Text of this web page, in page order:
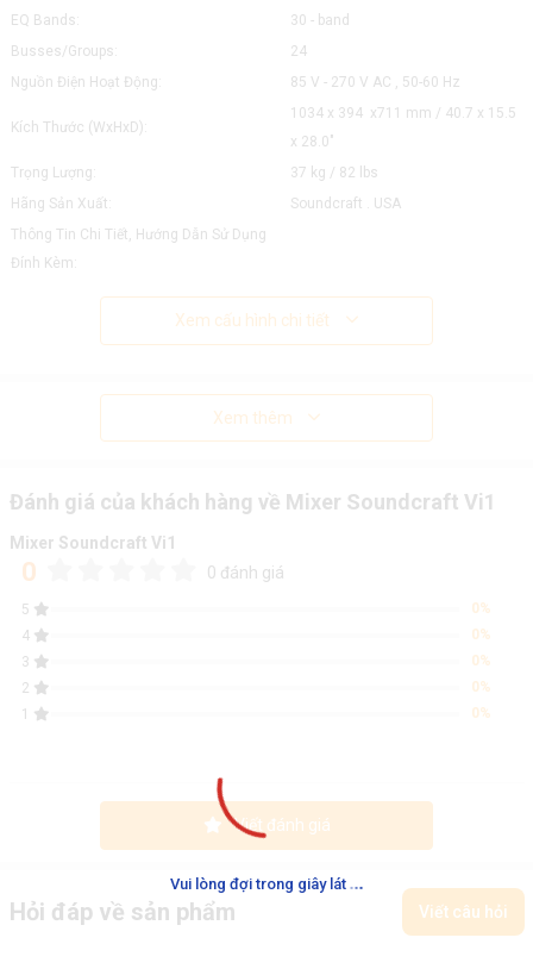
Vui lòng đợi trong giây lát ...
EQ Bands:
30 - band
Busses/Groups:
24
Nguồn Điện Hoạt Động:
85 V - 270 V AC , 50-60 Hz
Kích Thước (WxHxD):
1034 x 394 x711 mm / 40.7 x 15.5
x 28.0"
Trọng Lượng:
37 kg / 82 lbs
Hãng Sản Xuất:
Soundcraft . USA
Thông Tin Chi Tiết, Hướng Dẫn Sử Dụng
Đính Kèm:
Xem cấu hình chi tiết
Xem thêm
Đánh giá của khách hàng về Mixer Soundcraft Vi1
Mixer Soundcraft Vi1
0 0 đánh giá
5
0%
4
0%
3
0%
2
0%
1
0%
Viết đánh giá
Hỏi đáp về sản phẩm Viết câu hỏi